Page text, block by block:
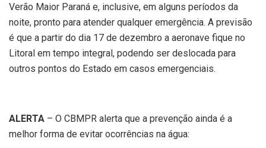
Verão Maior Paraná e, inclusive, em alguns períodos da
noite, pronto para atender qualquer emergência. A previsão
é que a partir do dia 17 de dezembro a aeronave fique no
Litoral em tempo integral, podendo ser deslocada para
outros pontos do Estado em casos emergenciais.
ALERTA – O CBMPR alerta que a prevenção ainda é a
melhor forma de evitar ocorrências na água: